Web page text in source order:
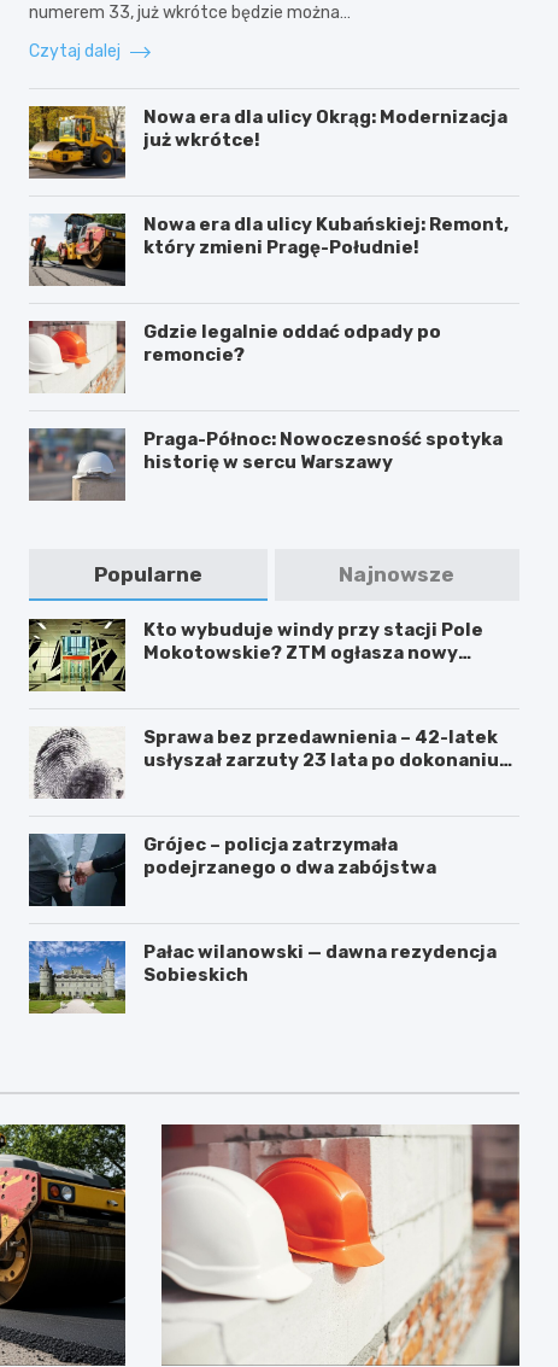
numerem 33, już wkrótce będzie można…
Czytaj dalej
Nowa era dla ulicy Okrąg: Modernizacja
już wkrótce!
Nowa era dla ulicy Kubańskiej: Remont,
który zmieni Pragę-Południe!
Gdzie legalnie oddać odpady po
remoncie?
Praga-Północ: Nowoczesność spotyka
historię w sercu Warszawy
Popularne Najnowsze
Kto wybuduje windy przy stacji Pole
Mokotowskie? ZTM ogłasza nowy
Sprawa bez przedawnienia – 42-latek
usłyszał zarzuty 23 lata po dokonaniu
Grójec – policja zatrzymała
podejrzanego o dwa zabójstwa
Pałac wilanowski — dawna rezydencja
Sobieskich